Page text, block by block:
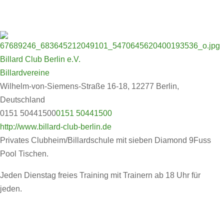
Billard Club Berlin e.V.
Billardvereine
Wilhelm-von-Siemens-Straße 16-18, 12277 Berlin,
Deutschland
0151 504415000151 50441500
http://www.billard-club-berlin.de
Privates Clubheim/Billardschule mit sieben Diamond 9Fuss
Pool Tischen.
Jeden Dienstag freies Training mit Trainern ab 18 Uhr für
jeden.